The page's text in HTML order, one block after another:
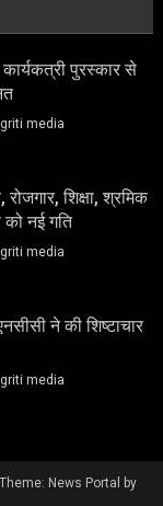
पुरस्कार से
media
शिक्षा, श्रमिक
नई गति
media
ने की शिष्टाचार
media
Theme: News Portal by